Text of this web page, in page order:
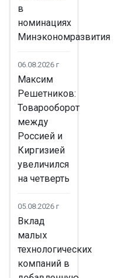
в
номинациях
Минэкономразвития
06.08.2026 г
Максим
Решетников:
Товарооборот
между
Россией и
Киргизией
увеличился
на четверть
05.08.2026 г
Вклад
малых
технологических
компаний в